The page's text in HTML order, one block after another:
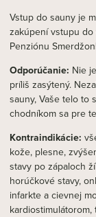
Vstup do sauny je
zakúpení vstupu do
Penziónu
Odporúčanie: Nie
príliš zasýtený.
sauny, Vaše telo to
chodníkom sa pre
Kontraindikácie:
kože, plesne,
stavy po zápaloch
horúčkové stavy,
infarkte a cievnej